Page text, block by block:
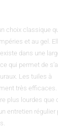
choix classique
et au gel.
dans une
qui permet de
Les tuiles à
très efficaces.
plus lourdes que
entretien régulier